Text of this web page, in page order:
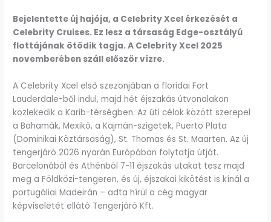
Bejelentette új hajója, a Celebrity Xcel érkezését a
Celebrity Cruises. Ez lesz a társaság Edge-osztályú
flottájának ötödik tagja. A Celebrity Xcel 2025
novemberében száll először vízre.
A Celebrity Xcel első szezonjában a floridai Fort
Lauderdale-ből indul, majd hét éjszakás útvonalakon
közlekedik a Karib-térségben. Az úti célok között szerepel
a Bahamák, Mexikó, a Kajmán-szigetek, Puerto Plata
(Dominikai Köztársaság), St. Thomas és St. Maarten. Az új
tengerjáró 2026 nyarán Európában folytatja útját.
Barcelonából és Athénból 7-11 éjszakás utakat tesz majd
meg a Földközi-tengeren, és új, éjszakai kikötést is kínál a
portugáliai Madeirán – adta hírül a cég magyar
képviseletét ellátó Tengerjáró Kft.